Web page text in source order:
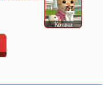
Кошки